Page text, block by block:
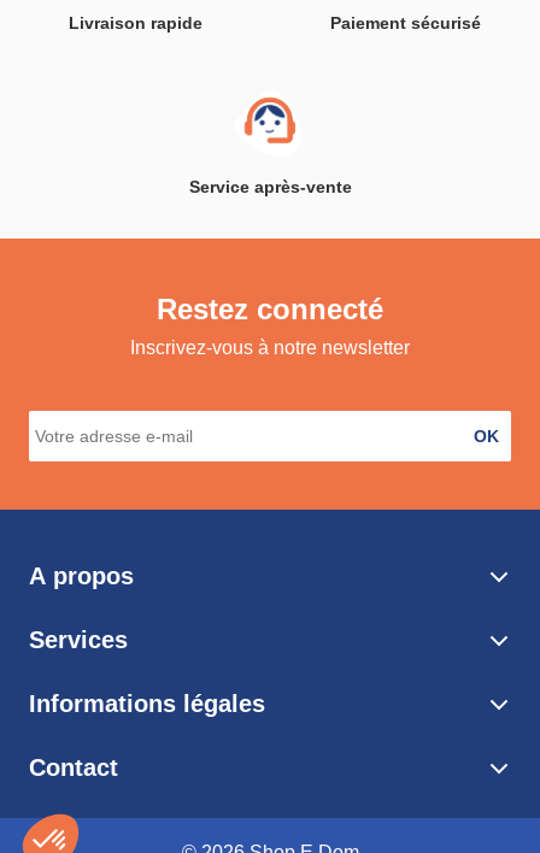
Livraison rapide Paiement sécurisé
Service après-vente
Restez connecté
Inscrivez-vous à notre newsletter
OK
A propos
Services
Informations légales
Contact